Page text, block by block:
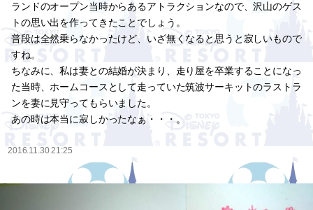
ランドのオープン当時からあるアトラクションなので、沢山のゲス
トの思い出を作ってきたことでしょう。
普段は全然乗らなかったけど、いざ無くなると思うと寂しいもので
すね。
ちなみに、私は妻との結婚が決まり、走り屋を卒業することになっ
た当時、ホームコースとして走っていた筑波サーキットのラストラ
ンを妻に見守ってもらいました。
あの時は本当に寂しかったなぁ・・・。
2016.11.30 21:25